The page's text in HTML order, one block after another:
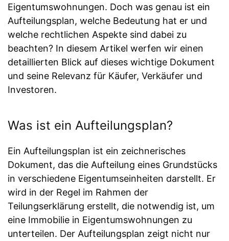
Eigentumswohnungen. Doch was genau ist ein
Aufteilungsplan, welche Bedeutung hat er und
welche rechtlichen Aspekte sind dabei zu
beachten? In diesem Artikel werfen wir einen
detaillierten Blick auf dieses wichtige Dokument
und seine Relevanz für Käufer, Verkäufer und
Investoren.
Was ist ein Aufteilungsplan?
Ein Aufteilungsplan ist ein zeichnerisches
Dokument, das die Aufteilung eines Grundstücks
in verschiedene Eigentumseinheiten darstellt. Er
wird in der Regel im Rahmen der
Teilungserklärung erstellt, die notwendig ist, um
eine Immobilie in Eigentumswohnungen zu
unterteilen. Der Aufteilungsplan zeigt nicht nur